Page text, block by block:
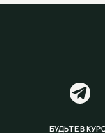
БУДЬТЕ В